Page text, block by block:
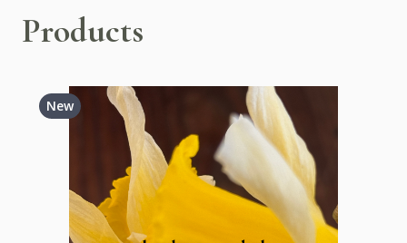
Products
New